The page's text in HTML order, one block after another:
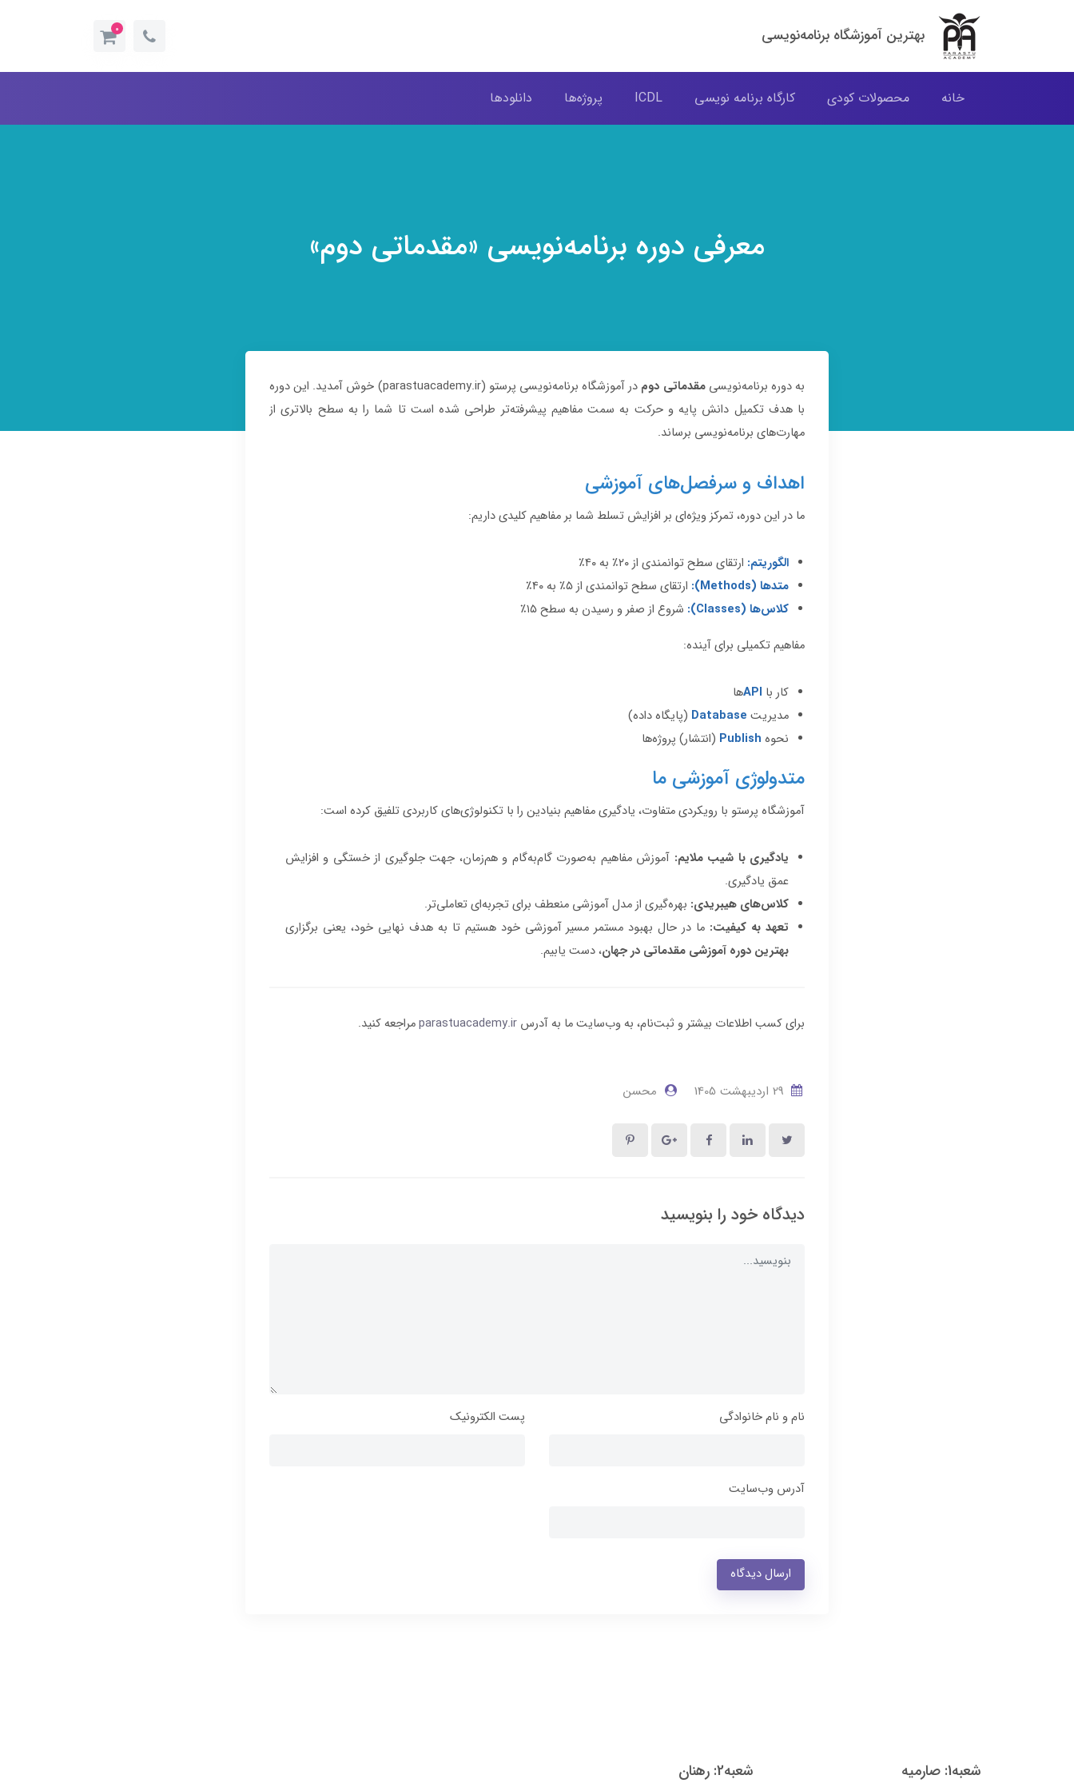
بهترین آموزشگاه برنامه‌نویسی 0
خانه محصولات کودی کارگاه برنامه نویسی ICDL پروژه‌ها دانلودها
معرفی دوره برنامه‌نویسی «مقدماتی دوم»
به دوره برنامه‌نویسیمقدماتی دوم
در آموزشگاه برنامه‌نویسی پرستو (parastuacademy.ir) خوش آمدید. این دوره
با هدف تکمیل دانش پایه و حرکت به سمت مفاهیم پیشرفته‌تر طراحی شده است تا شما را به سطح بالاتری از
مهارت‌های برنامه‌نویسی برساند.
اهداف و سرفصل‌های آموزشی
ما در این دوره، تمرکز ویژه‌ای بر افزایش تسلط شما بر مفاهیم کلیدی داریم:
الگوریتم: ارتقای سطح توانمندی از ۲۰٪ به ۴۰٪
متدها (Methods):
ارتقای سطح توانمندی از ۵٪ به ۴۰٪
کلاس‌ها (Classes):
شروع از صفر و رسیدن به سطح ۱۵٪
مفاهیم تکمیلی برای آینده:
کار با APIها
مدیریت Database (پایگاه داده)
نحوه Publish (انتشار) پروژه‌ها
متدولوژی آموزشی ما
آموزشگاه پرستو با رویکردی متفاوت، یادگیری مفاهیم بنیادین را با تکنولوژی‌های کاربردی تلفیق کرده است:
یادگیری با شیب ملایم: آموزش مفاهیم به‌صورت گام‌به‌گام و هم‌زمان، جهت جلوگیری از خستگی و افزایش
عمق یادگیری.
کلاس‌های هیبریدی: بهره‌گیری از مدل آموزشی منعطف برای تجربه‌ای تعاملی‌تر.
تعهد به کیفیت: ما در حال بهبود مستمر مسیر آموزشی خود هستیم تا به هدف نهایی خود، یعنی برگزاری
بهترین دوره آموزشی مقدماتی در جهان، دست یابیم.
برای کسب اطلاعات بیشتر و ثبت‌نام، به وب‌سایت ما به آدرس parastuacademy.irمراجعه کنید.
محسن
دیدگاه خود را بنویسید
نام و نام خانوادگی پست الکترونیک
آدرس وب‌سایت
ارسال دیدگاه
شعبه1: صارمیه شعبه2: رهنان